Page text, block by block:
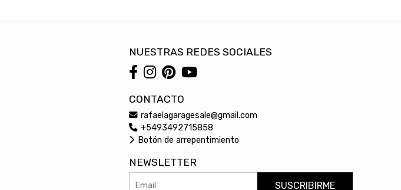
NUESTRAS REDES SOCIALES
CONTACTO
rafaelagaragesale@gmail.com
+5493492715858
Botón de arrepentimiento
NEWSLETTER
SUSCRIBIRME